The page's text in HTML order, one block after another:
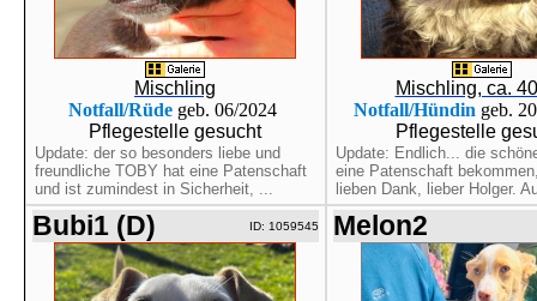
Mischling
Notfall/Rüde geb. 06/2024
Pflegestelle gesucht
Update: der so besonders liebe und
freundliche TOBY hat eine Patenschaft
und ist zumindest in Sicherheit, ...
Mischling, ca.
Notfall/Hündin geb.
Pflegestelle
Update: Endlich... die
eine Patenschaft
lieben Dank, lieber Holger.
Bubi1 (D) ID: 1059545 Melon2